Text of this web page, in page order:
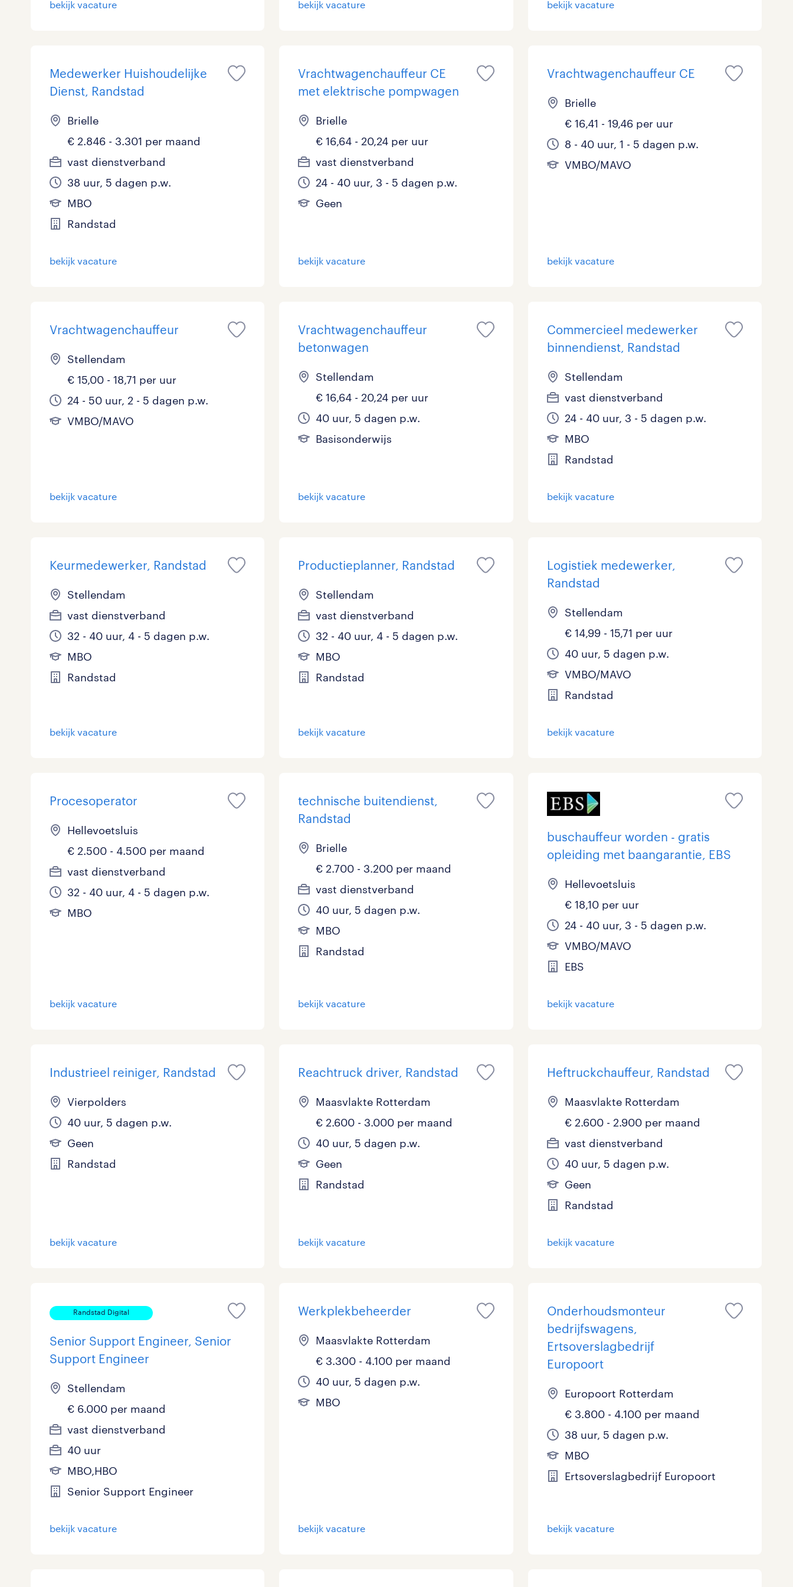
Overig 2 Personeel & Organisatie 0 Schoonmaak 1
Secretarieel 0 Supply chain & procurement 0 Techniek 3
Webcare Zorg / Verpleging
toon 61 resultaten
bekijk vacature bekijk vacature bekijk vacature
Medewerker Huishoudelijke
Dienst, Randstad
Brielle
€ 2.846 - 3.301 per maand
vast dienstverband
38 uur, 5 dagen p.w.
MBO
Randstad
bekijk vacature
Vrachtwagenchauffeur CE
met elektrische pompwagen
Brielle
€ 16,64 - 20,24 per uur
vast dienstverband
24 - 40 uur, 3 - 5 dagen p.w.
Geen
bekijk vacature
Vrachtwagenchauffeur CE
Brielle
€ 16,41 - 19,46 per uur
8 - 40 uur, 1 - 5 dagen p.w.
VMBO/MAVO
bekijk vacature
Vrachtwagenchauffeur
Stellendam
€ 15,00 - 18,71 per uur
24 - 50 uur, 2 - 5 dagen p.w.
VMBO/MAVO
bekijk vacature
Vrachtwagenchauffeur
betonwagen
Stellendam
€ 16,64 - 20,24 per uur
40 uur, 5 dagen p.w.
Basisonderwijs
bekijk vacature
Commercieel medewerker
binnendienst, Randstad
Stellendam
vast dienstverband
24 - 40 uur, 3 - 5 dagen p.w.
MBO
Randstad
bekijk vacature
Keurmedewerker, Randstad
Stellendam
vast dienstverband
32 - 40 uur, 4 - 5 dagen p.w.
MBO
Randstad
bekijk vacature
Productieplanner, Randstad
Stellendam
vast dienstverband
32 - 40 uur, 4 - 5 dagen p.w.
MBO
Randstad
bekijk vacature
Logistiek medewerker,
Randstad
Stellendam
€ 14,99 - 15,71 per uur
40 uur, 5 dagen p.w.
VMBO/MAVO
Randstad
bekijk vacature
Procesoperator
Hellevoetsluis
€ 2.500 - 4.500 per maand
vast dienstverband
32 - 40 uur, 4 - 5 dagen p.w.
MBO
bekijk vacature
technische buitendienst,
Randstad
Brielle
€ 2.700 - 3.200 per maand
vast dienstverband
40 uur, 5 dagen p.w.
MBO
Randstad
bekijk vacature
buschauffeur worden - gratis
opleiding met baangarantie, EBS
Hellevoetsluis
€ 18,10 per uur
24 - 40 uur, 3 - 5 dagen p.w.
VMBO/MAVO
EBS
bekijk vacature
Industrieel reiniger, Randstad
Vierpolders
40 uur, 5 dagen p.w.
Geen
Randstad
bekijk vacature
Reachtruck driver, Randstad
Maasvlakte Rotterdam
€ 2.600 - 3.000 per maand
40 uur, 5 dagen p.w.
Geen
Randstad
bekijk vacature
Heftruckchauffeur, Randstad
Maasvlakte Rotterdam
€ 2.600 - 2.900 per maand
vast dienstverband
40 uur, 5 dagen p.w.
Geen
Randstad
bekijk vacature
Randstad Digital
Senior Support Engineer, Senior
Support Engineer
Stellendam
€ 6.000 per maand
vast dienstverband
40 uur
MBO,HBO
Senior Support Engineer
bekijk vacature
Werkplekbeheerder
Maasvlakte Rotterdam
€ 3.300 - 4.100 per maand
40 uur, 5 dagen p.w.
MBO
bekijk vacature
Onderhoudsmonteur
bedrijfswagens,
Ertsoverslagbedrijf
Europoort
Europoort Rotterdam
€ 3.800 - 4.100 per maand
38 uur, 5 dagen p.w.
MBO
Ertsoverslagbedrijf Europoort
bekijk vacature